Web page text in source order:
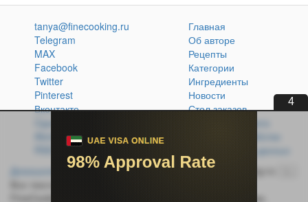
3
tanya@finecooking.ru
Telegram
MAX
Facebook
Twitter
Pinterest
Вконтакте
Одноклассники
Главная
Об авторе
Рецепты
Категории
Ингредиенты
Новости
Стол заказов
Политика обработки
персональных данных
Домашняя кухня без проблем© 2014-2026 FineCooking.ru
FineCooking.ru, защищены законом об авторском праве.